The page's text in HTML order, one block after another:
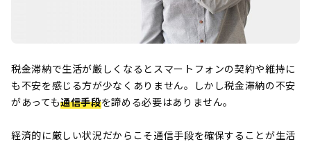
税金滞納で生活が厳しくなるとスマートフォンの契約や維持に
も不安を感じる方が少なくありません。しかし税金滞納の不安
があっても通信手段を諦める必要はありません。
経済的に厳しい状況だからこそ通信手段を確保することが生活